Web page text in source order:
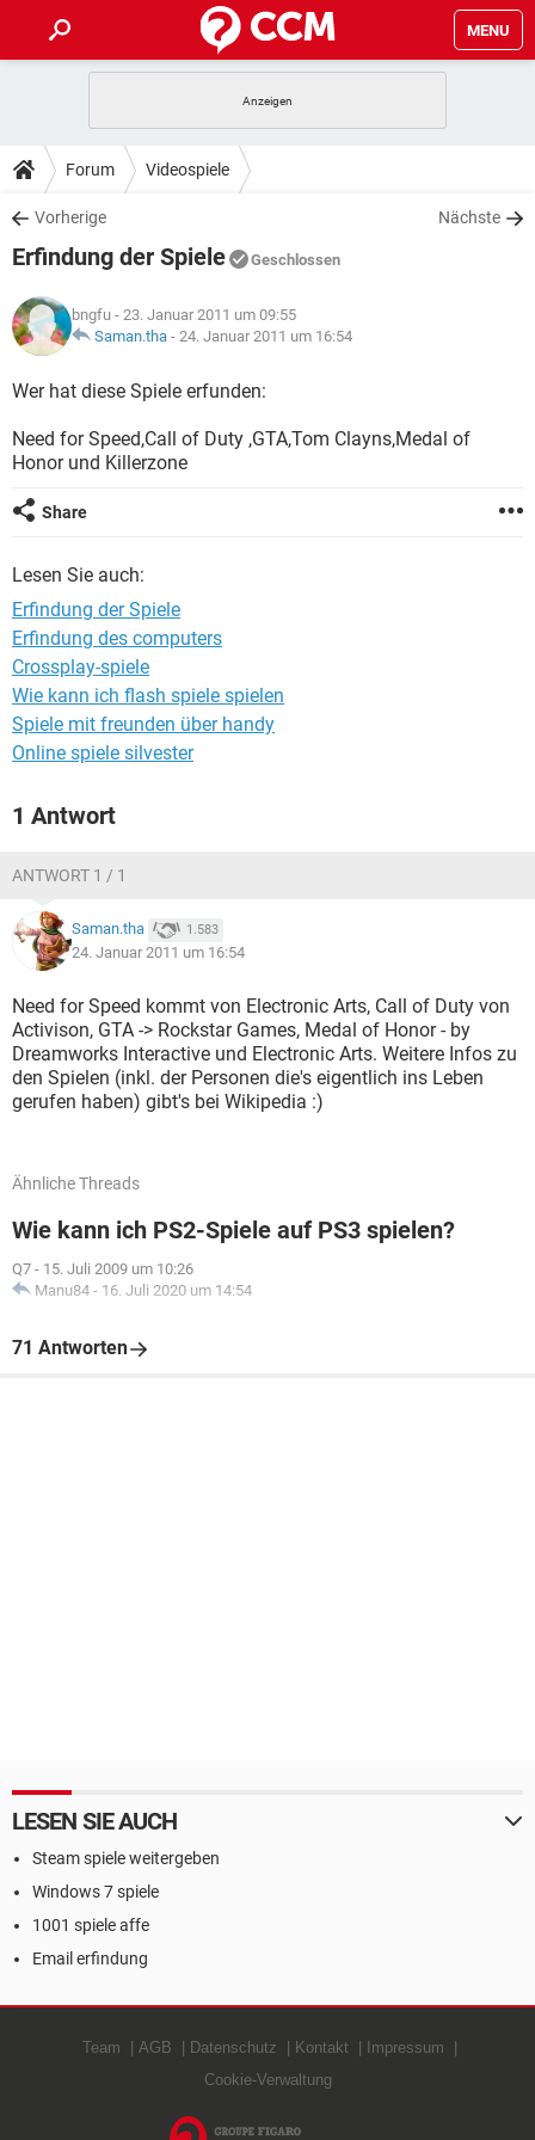
MENU
ANDROID
WINDOWS 10
WHATSAPP TIKTOK
FACEBOOK
TIPPS & TRICKS
SPIELE
WHATSAPP TIKTOK
FACEBOOK
DOWNLOADS
SPIELE STREAMING
ANDROID
WINDOWS 10 INSTAGRAM
WHATSAPP
SPIELE STREAMING
ANDROID
WINDOWS 10
WHATSAPP TIKTOK
LEXIKON
SPIELE
WINDOWS 10
WHATSAPP
Forum Videospiele
Vorherige Nächste
Erfindung der Spiele Geschlossen
bngfu - 23. Januar 2011 um 09:55
Saman.tha - 24. Januar 2011 um 16:54
Wer hat diese Spiele erfunden:
Need for Speed,Call of Duty ,GTA,Tom Clayns,Medal of
Honor und Killerzone
Share
Lesen Sie auch:
Erfindung der Spiele
Erfindung des computers
Crossplay-spiele
Wie kann ich flash spiele spielen
Spiele mit freunden über handy
Online spiele silvester
1 Antwort
ANTWORT 1 / 1
Saman.tha 1.583
24. Januar 2011 um 16:54
Need for Speed kommt von Electronic Arts, Call of Duty von
Activison, GTA -> Rockstar Games, Medal of Honor - by
Dreamworks Interactive und Electronic Arts. Weitere Infos zu
den Spielen (inkl. der Personen die's eigentlich ins Leben
gerufen haben) gibt's bei Wikipedia :)
Ähnliche Threads
Wie kann ich PS2-Spiele auf PS3 spielen?
Q7 - 15. Juli 2009 um 10:26
Manu84 - 16. Juli 2020 um 14:54
71 Antworten
LESEN SIE AUCH
Steam spiele weitergeben
Windows 7 spiele
1001 spiele affe
Email erfindung
Team AGB Datenschutz Kontakt
Impressum
Cookie-Verwaltung